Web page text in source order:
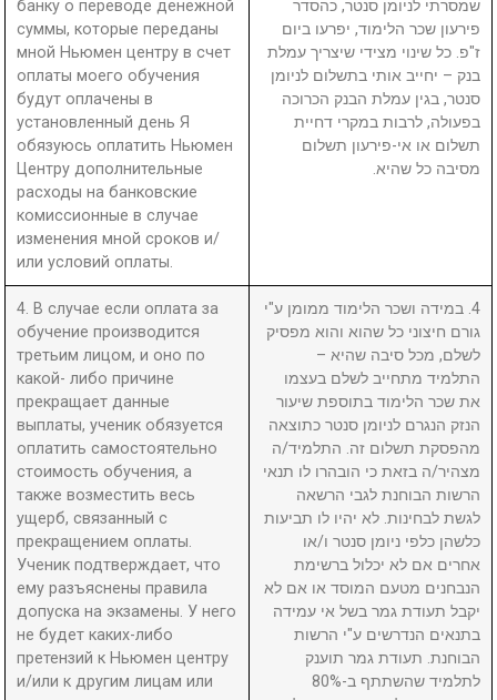
банку о переводе денежной
суммы, которые переданы
мной Ньюмен центру в счет
оплаты моего обучения
будут оплачены в
установленный день Я
обязуюсь оплатить Ньюмен
Центру дополнительные
расходы на банковские
комиссионные в случае
изменения мной сроков и/
или условий оплаты.
שמסרתי לניומן סנטר, כהסדר
פירעון שכר הלימוד, יפרעו ביום
ז"פ. כל שינוי מצידי שיצריך עמלת
בנק – יחייב אותי בתשלום לניומן
סנטר, בגין עמלת הבנק הכרוכה
בפעולה, לרבות במקרי דחיית
תשלום או אי-פירעון תשלום
מסיבה כל שהיא.
4. В случае если оплата за
обучение производится
третьим лицом, и оно по
какой- либо причине
прекращает данные
выплаты, ученик обязуется
оплатить самостоятельно
стоимость обучения, а
также возместить весь
ущерб, связанный с
прекращением оплаты.
Ученик подтверждает, что
ему разъяснены правила
допуска на экзамены. У него
не будет каких-либо
претензий к Ньюмен центру
и/или к другим лицам или
4. במידה ושכר הלימוד ממומן ע"י
גורם חיצוני כל שהוא והוא מפסיק
לשלם, מכל סיבה שהיא –
התלמיד מתחייב לשלם בעצמו
את שכר הלימוד בתוספת שיעור
הנזק הנגרם לניומן סנטר כתוצאה
מהפסקת תשלום זה. התלמיד/ה
מצהיר/ה בזאת כי הובהרו לו תנאי
הרשות הבוחנת לגבי הרשאה
לגשת לבחינות. לא יהיו לו תביעות
כלשהן כלפי ניומן סנטר ו/או
אחרים אם לא יכלול ברשימת
הנבחנים מטעם המוסד או אם לא
יקבל תעודת גמר בשל אי עמידה
בתנאים הנדרשים ע"י הרשות
הבוחנת. תעודת גמר תוענק
לתלמיד שהשתתף ב-80%